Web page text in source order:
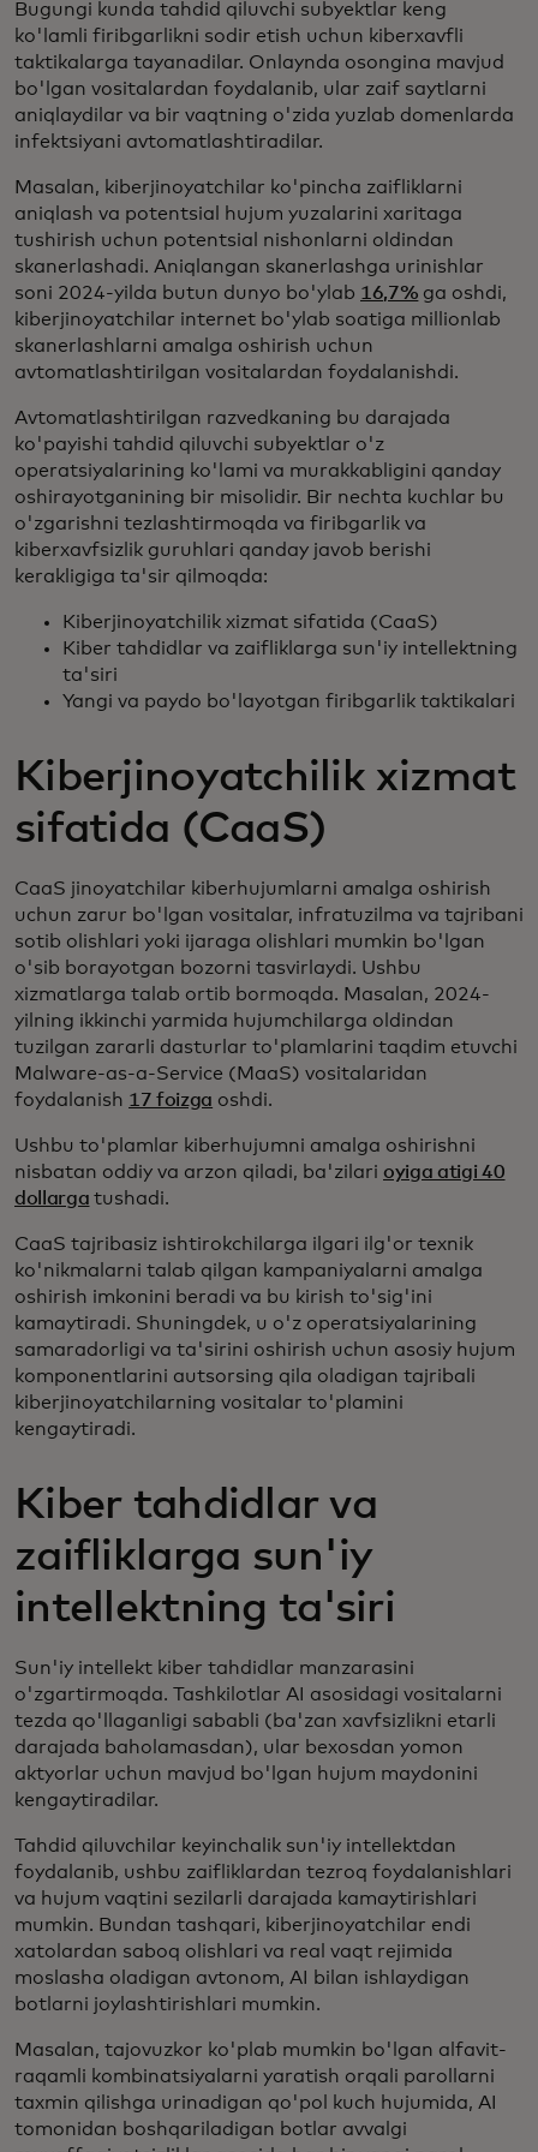
Bugungi kunda tahdid qiluvchi subyektlar keng
ko'lamli firibgarlikni sodir etish uchun kiberxavfli
taktikalarga tayanadilar. Onlaynda osongina mavjud
bo'lgan vositalardan foydalanib, ular zaif saytlarni
aniqlaydilar va bir vaqtning o'zida yuzlab domenlarda
infektsiyani avtomatlashtiradilar.
Masalan, kiberjinoyatchilar ko'pincha zaifliklarni
aniqlash va potentsial hujum yuzalarini xaritaga
tushirish uchun potentsial nishonlarni oldindan
skanerlashadi. Aniqlangan skanerlashga urinishlar
soni 2024-yilda butun dunyo bo'ylab 16,7% ga oshdi,
kiberjinoyatchilar internet bo'ylab soatiga millionlab
skanerlashlarni amalga oshirish uchun
avtomatlashtirilgan vositalardan foydalanishdi.
Avtomatlashtirilgan razvedkaning bu darajada
ko'payishi tahdid qiluvchi subyektlar o'z
operatsiyalarining ko'lami va murakkabligini qanday
oshirayotganining bir misolidir. Bir nechta kuchlar bu
o'zgarishni tezlashtirmoqda va firibgarlik va
kiberxavfsizlik guruhlari qanday javob berishi
kerakligiga ta'sir qilmoqda:
Kiberjinoyatchilik xizmat sifatida (CaaS)
Kiber tahdidlar va zaifliklarga sun'iy intellektning
ta'siri
Yangi va paydo bo'layotgan firibgarlik taktikalari
Kiberjinoyatchilik xizmat
sifatida (CaaS)
CaaS jinoyatchilar kiberhujumlarni amalga oshirish
uchun zarur bo'lgan vositalar, infratuzilma va tajribani
sotib olishlari yoki ijaraga olishlari mumkin bo'lgan
o'sib borayotgan bozorni tasvirlaydi. Ushbu
xizmatlarga talab ortib bormoqda. Masalan, 2024-
yilning ikkinchi yarmida hujumchilarga oldindan
tuzilgan zararli dasturlar to'plamlarini taqdim etuvchi
Malware-as-a-Service (MaaS) vositalaridan
foydalanish 17 foizga oshdi.
Ushbu to'plamlar kiberhujumni amalga oshirishni
nisbatan oddiy va arzon qiladi, ba'zilari oyiga atigi 40
dollarga tushadi.
CaaS tajribasiz ishtirokchilarga ilgari ilg'or texnik
ko'nikmalarni talab qilgan kampaniyalarni amalga
oshirish imkonini beradi va bu kirish to'sig'ini
kamaytiradi. Shuningdek, u o'z operatsiyalarining
samaradorligi va ta'sirini oshirish uchun asosiy hujum
komponentlarini autsorsing qila oladigan tajribali
kiberjinoyatchilarning vositalar to'plamini
kengaytiradi.
Kiber tahdidlar va
zaifliklarga sun'iy
intellektning ta'siri
Sun'iy intellekt kiber tahdidlar manzarasini
o'zgartirmoqda. Tashkilotlar AI asosidagi vositalarni
tezda qo'llaganligi sababli (ba'zan xavfsizlikni etarli
darajada baholamasdan), ular bexosdan yomon
aktyorlar uchun mavjud bo'lgan hujum maydonini
kengaytiradilar.
Tahdid qiluvchilar keyinchalik sun'iy intellektdan
foydalanib, ushbu zaifliklardan tezroq foydalanishlari
va hujum vaqtini sezilarli darajada kamaytirishlari
mumkin. Bundan tashqari, kiberjinoyatchilar endi
xatolardan saboq olishlari va real vaqt rejimida
moslasha oladigan avtonom, AI bilan ishlaydigan
botlarni joylashtirishlari mumkin.
Masalan, tajovuzkor ko'plab mumkin bo'lgan alfavit-
raqamli kombinatsiyalarni yaratish orqali parollarni
taxmin qilishga urinadigan qo'pol kuch hujumida, AI
tomonidan boshqariladigan botlar avvalgi